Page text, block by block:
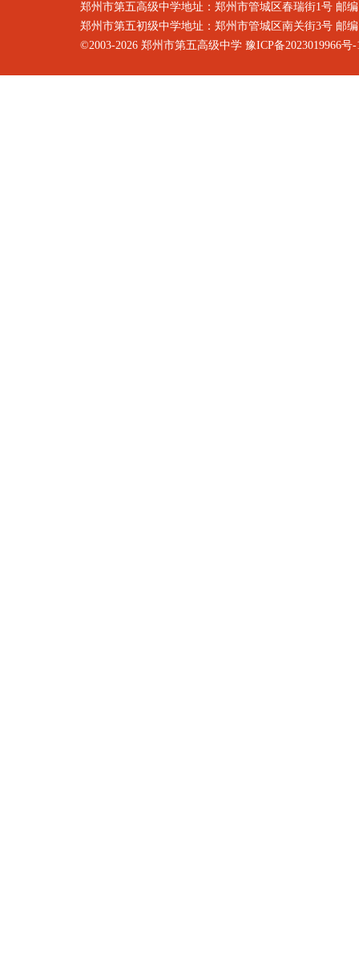
郑州市第五高级中学地址：郑州市管城区春瑞街1号 邮
郑州市第五初级中学地址：郑州市管城区南关街3号 邮
©2003-2026 郑州市第五高级中学 豫ICP备2023019966号-